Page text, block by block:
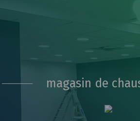
magasin de